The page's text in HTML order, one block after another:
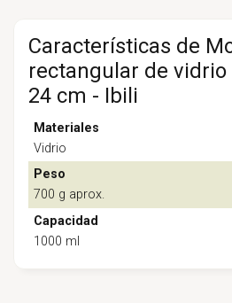
Características de
rectangular de
24 cm - Ibili
Materiales
Vidrio
Peso
700 g aprox.
Capacidad
1000 ml